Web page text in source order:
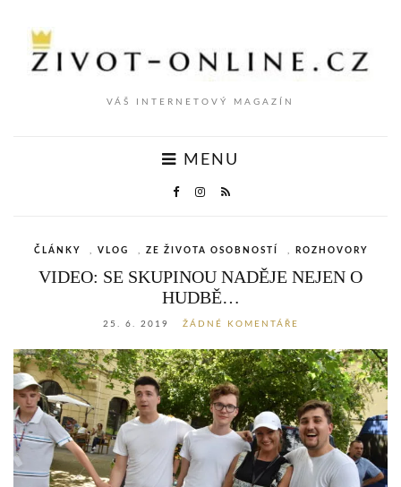
VÁŠ INTERNETOVÝ MAGAZÍN
MENU
ČLÁNKY VLOG ZE ŽIVOTA OSOBNOSTÍ ROZHOVORY
VIDEO: SE SKUPINOU NADĚJE NEJEN O
HUDBĚ…
25. 6. 2019 ŽÁDNÉ KOMENTÁŘE